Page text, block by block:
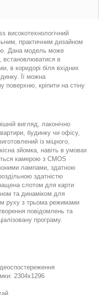
високотехнологічний
практичним дизайном
Дана модель може
встановлюватися в
в коридорі біля вхідних
Її можна
поверхню, кріпити на стіну
вигляд, лаконічно
будинку чи офісу,
із міцного,
зйомка, навіть в умовах
камерою з CMOS
лампами, здатною
здатністю
слотом для карти
та динаміком для
руху з трьома режимами
повідомлень та
програму.
2304x1296